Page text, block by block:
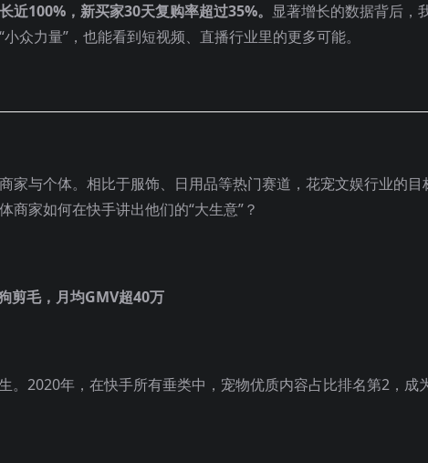
100%，新买家30天复购率超过35%。 显著增长的数据背后，
众力量”，也能看到短视频、直播行业里的更多可能。
家与个体。相比于服饰、日用品等热门赛道，花宠文娱行业的目
商家如何在快手讲出他们的“大生意”？
剪毛，月均GMV超40万
。2020年，在快手所有垂类中，宠物优质内容占比排名第2，成